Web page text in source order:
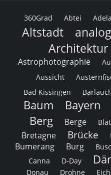
360Grad Abtei
Altstadt analog
Architektur
Astrophotographie
Aussicht
Bad Kissingen
Baum Bayern
Berg Berge
Bretagne Brücke
Bumerang Burg
Canna
D-Day
Donau
Drohne